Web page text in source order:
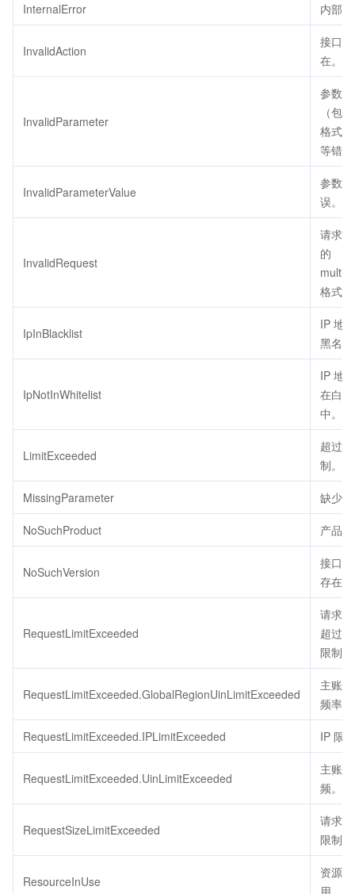
InternalError 内部
InvalidAction
接口
在。
InvalidParameter
参数
（包
格式
等错
InvalidParameterValue
参数
误。
InvalidRequest
请求
的
格式
IpInBlacklist
IP 地
黑名
IpNotInWhitelist
IP 地
在白
中。
LimitExceeded
超过
制。
MissingParameter 缺少
NoSuchProduct 产品
NoSuchVersion
接口
存在。
RequestLimitExceeded
请求
超过
限制。
RequestLimitExceeded.GlobalRegionUinLimitExceeded
主账
频率
RequestLimitExceeded.IPLimitExceeded IP 限
RequestLimitExceeded.UinLimitExceeded
主账
频。
RequestSizeLimitExceeded
请求
限制
ResourceInUse
资源
用。